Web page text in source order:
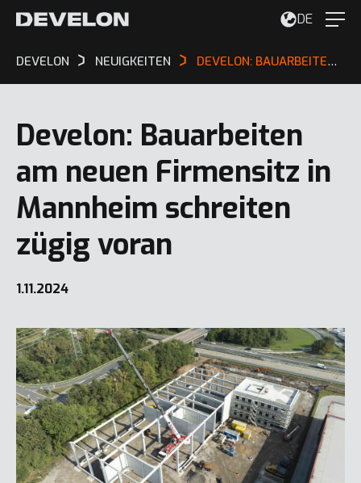
DE
DEVELON NEUIGKEITEN DEVELON: BAUARBEITEN AM NEUEN FIRMENSITZ IN MANNHEIM SCHREITEN ZÜGIG VORAN
Develon: Bauarbeiten
am neuen Firmensitz in
Mannheim schreiten
zügig voran
1.11.2024